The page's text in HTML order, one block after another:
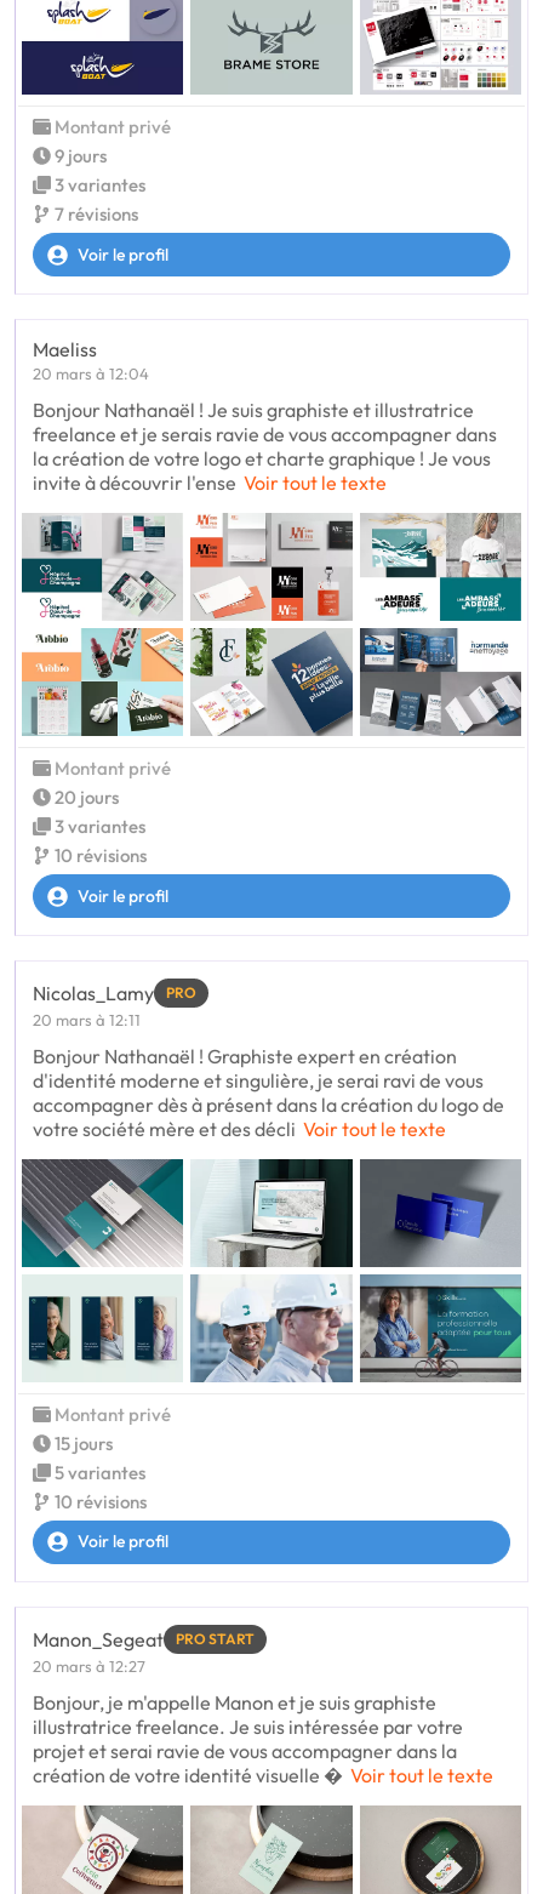
Montant privé
9 jours
3 variantes
7 révisions
Voir le profil
Maeliss
20 mars à 12:04
Bonjour Nathanaël ! Je suis graphiste et illustratrice
freelance et je serais ravie de vous accompagner dans
la création de votre logo et charte graphique ! Je vous
invite à découvrir l'ense Voir tout le texte
Montant privé
20 jours
3 variantes
10 révisions
Voir le profil
Nicolas_Lamy PRO
20 mars à 12:11
Bonjour Nathanaël ! Graphiste expert en création
d'identité moderne et singulière, je serai ravi de vous
accompagner dès à présent dans la création du logo de
votre société mère et des décli Voir tout le texte
Montant privé
15 jours
5 variantes
10 révisions
Voir le profil
Manon_Segeat PRO START
20 mars à 12:27
Bonjour, je m'appelle Manon et je suis graphiste
illustratrice freelance. Je suis intéressée par votre
projet et serai ravie de vous accompagner dans la
création de votre identité visuelle  Voir tout le texte